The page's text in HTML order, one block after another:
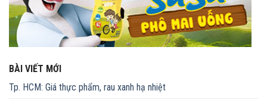
BÀI VIẾT MỚI
Tp. HCM: Giá thực phẩm, rau xanh hạ nhiệt